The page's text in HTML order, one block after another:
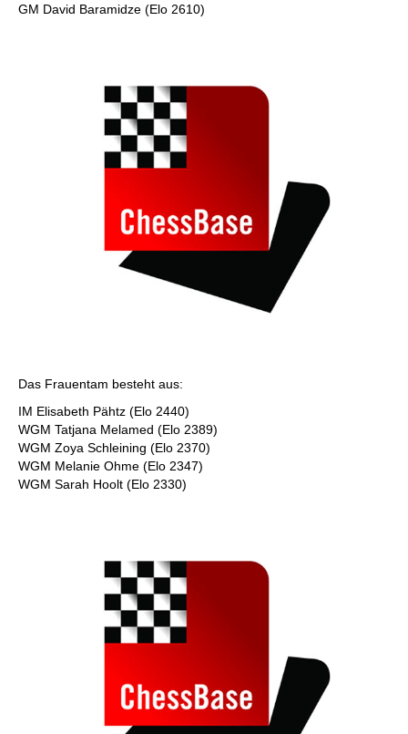
GM David Baramidze (Elo 2610)
Das Frauentam besteht aus:
IM Elisabeth Pähtz (Elo 2440)
WGM Tatjana Melamed (Elo 2389)
WGM Zoya Schleining (Elo 2370)
WGM Melanie Ohme (Elo 2347)
WGM Sarah Hoolt (Elo 2330)